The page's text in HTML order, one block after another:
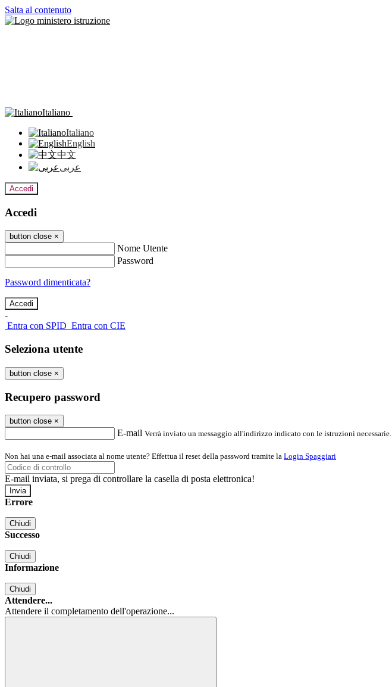
Salta al contenuto
Italiano
Italiano
English
中文
عربى
Accedi
Accedi
button close ×
Nome Utente
Password
Password dimenticata?
-
Entra con SPID Entra con CIE
Seleziona utente
button close ×
Recupero password
button close ×
E-mail Verrà inviato un messaggio all'indirizzo indicato con le istruzioni necessarie.
Non hai una e-mail associata al nome utente? Effettua il reset della password tramite la Login Spaggiari
E-mail inviata, si prega di controllare la casella di posta elettronica!
Errore
Chiudi
Successo
Chiudi
Informazione
Chiudi
Attendere...
Attendere il completamento dell'operazione...